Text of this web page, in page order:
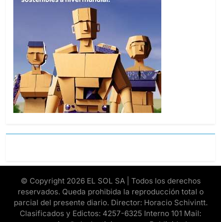
© Copyright 2026 EL SOL SA | Todos los derechos
reservados. Queda prohibida la reproducción total o
parcial del presente diario. Director: Horacio Schivintt.
Clasificados y Edictos: 4257-6325 Interno 101 Mail: